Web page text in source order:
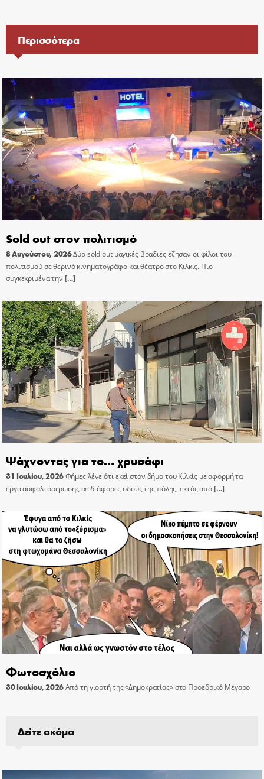
Περισσότερα
Sold out στον πολιτισμό
8 Αυγούστου, 2026Δύο sold out μαγικές βραδιές έζησαν οι φίλοι του
πολιτισμού σε θερινό κινηματογράφο και θέατρο στο Κιλκίς. Πιο
συγκεκριμένα την […]
Ψάχνοντας για το… χρυσάφι
31 Ιουλίου, 2026Φήμες λένε ότι εκεί στον δήμο του Κιλκίς με αφορμή τα
έργα ασφαλτόστρωσης σε διάφορες οδούς της πόλης, εκτός από[…]
Φωτοσχόλιο
30 Ιουλίου, 2026Από τη γιορτή της «Δημοκρατίας» στο Προεδρικό Μέγαρο
Δείτε ακόμα